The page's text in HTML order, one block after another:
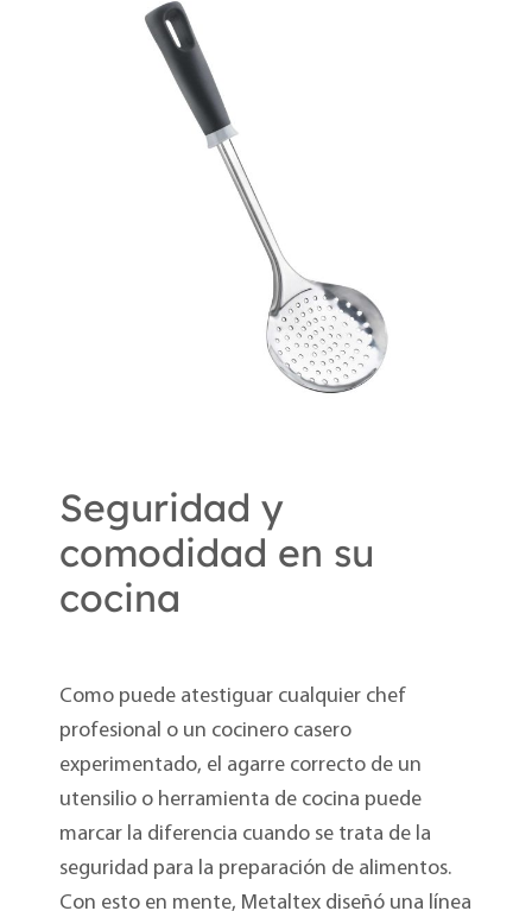
Seguridad y
comodidad en su
cocina
Como puede atestiguar cualquier chef
profesional o un cocinero casero
experimentado, el agarre correcto de un
utensilio o herramienta de cocina puede
marcar la diferencia cuando se trata de la
seguridad para la preparación de alimentos.
Con esto en mente, Metaltex diseñó una línea